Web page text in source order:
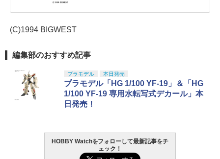
(C)1994 BIGWEST
編集部のおすすめ記事
プラモデル 本日発売
プラモデル「HG 1/100 YF-19」＆「HG
1/100 YF-19 専用水転写式デカール」本
日発売！
HOBBY Watchをフォローして最新記事をチ
ェック！